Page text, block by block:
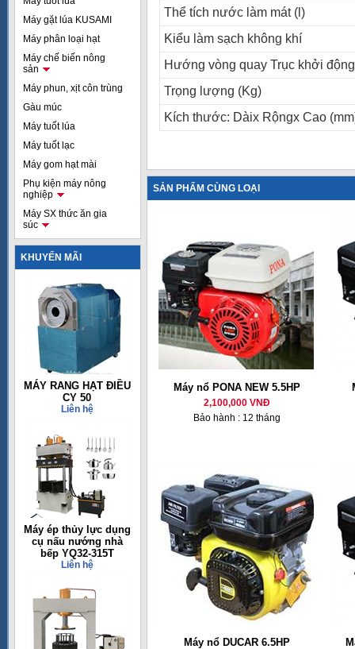
Máy gặt lúa KUSAMI
Máy phân loại hạt
Máy chế biến nông
sản
Máy phun, xịt côn trùng
Gàu múc
Máy tuốt lúa
Máy tuốt lạc
Máy gom hạt mài
Phụ kiện máy nông
nghiệp
Máy SX thức ăn gia
súc
KHUYẾN MÃI
MÁY RANG HẠT ĐIỀU
CY 50
Liên hệ
Máy ép thủy lực dụng
cụ nấu nướng nhà
bếp YQ32-315T
Liên hệ
Thể tích nước làm mát (l)
Kiểu làm sạch không khí
Hướng vòng quay Trục khởi động
Trọng lượng (Kg)
Kích thước: Dàix Rộngx Cao
SẢN PHẨM CÙNG LOẠI
Máy nổ PONA NEW 5.5HP
2,100,000 VNĐ
Bảo hành : 12 tháng
Máy nổ DUCAR 6.5HP